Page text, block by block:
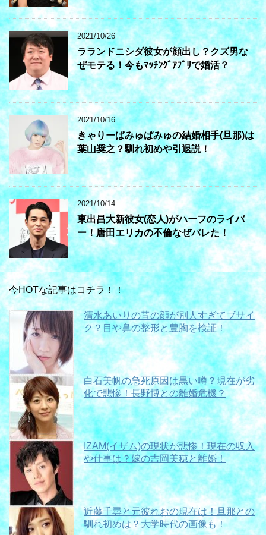
2021/10/26
ラランドニシダ彼女が顔出し？クズ男な
ぜモテる！今もﾏｯﾁﾝｸﾞｱﾌﾟﾘで婚活？
2021/10/16
きゃりーぱみゅぱみゅの結婚相手(旦那)は
葉山奨之？馴れ初めや引退説！
2021/10/14
東出昌大新彼女(恋人)がハーフのライバ
ー！唐田エリカの不倫なぜバレた！
今HOTな記事はコチラ！！
清水あいりの昔の顔が別人すぎてブサイ
ク？目や鼻の整形と豊胸を検証！
白石美帆の急死原因は黒い噂？現在が劣
化で悲惨！長野博との離婚危機？
IZAM(イザム)の現状が悲惨！現在の収入
や仕事は？嫁の吉岡美穂と離婚！
近藤千尋と元彼れおの現在は！旦那との
馴れ初めは？大学時代の画像も！